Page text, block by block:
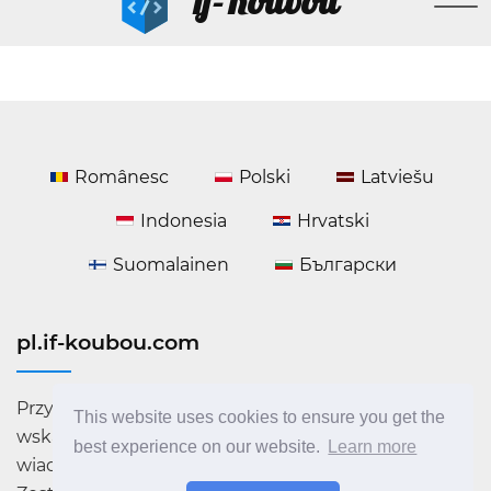
This website uses cookies to ensure you get the
best experience on our website.
Learn more
Românesc Polski Latviešu
Indonesia Hrvatski
Suomalainen Български
pl.if-koubou.com
Przydatne informacje na temat technologii i
wskazówek komputerowych. Najnowsze
wiadomości ze świata IT. Zalecenia, recenzje i lekcje.